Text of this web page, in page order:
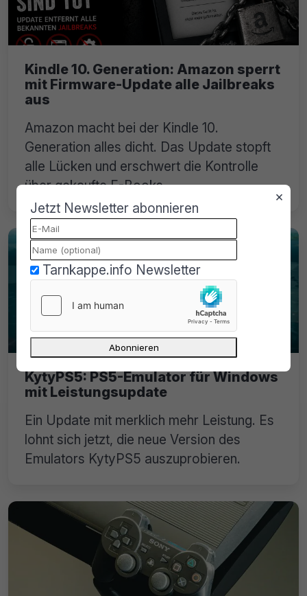
Kindle 10. Generation: Amazon sperrt
mit Firmware-Update alle Jailbreaks
aus
Amazon macht bei der Kindle 10.
Generation alles dicht. Das Update stopft
alle Lücken und erschwert die Kontrolle
über gekaufte E-Books.
KytyPS5: PS5-Emulator für Windows
mit Leistungsupdate
Ein Update mit merklich mehr Leistung. Es
lohnt sich jetzt, die neue Version des
Emulators KytyPS5 auszuprobieren.
×
Jetzt Newsletter abonnieren
Tarnkappe.info Newsletter